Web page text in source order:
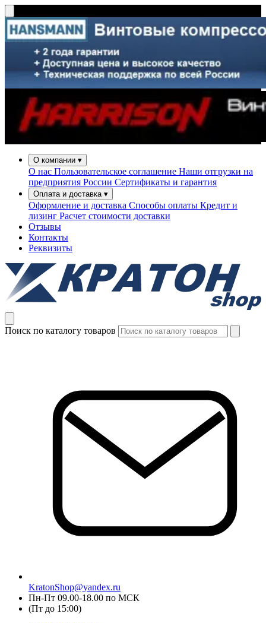
О компании ▾
О нас Пользовательское соглашение Наши отгрузки на
предприятия России Сертификаты и гарантия
Оплата и доставка ▾
Оформление и доставка Способы оплаты Кредит и
лизинг Расчет стоимости доставки
Отзывы
Контакты
Реквизиты
Поиск по каталогу товаров
KratonShop@yandex.ru
Пн-Пт 09.00-18.00 по МСК
(Пт до 15:00)